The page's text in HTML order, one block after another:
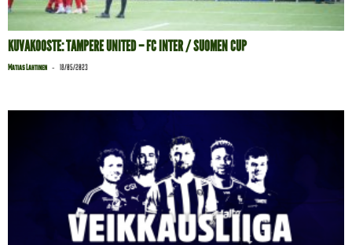
KUVAKOOSTE: TAMPERE UNITED – FC INTER / SUOMEN CUP
Matias Lahtinen - 18/05/2023